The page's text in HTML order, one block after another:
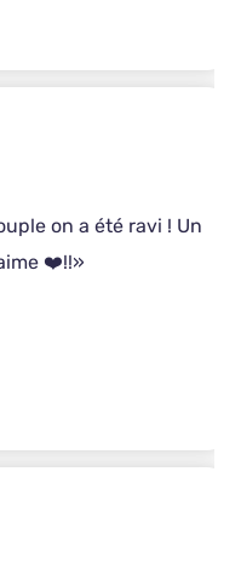
on a été ravi ! Un
❤️!!»